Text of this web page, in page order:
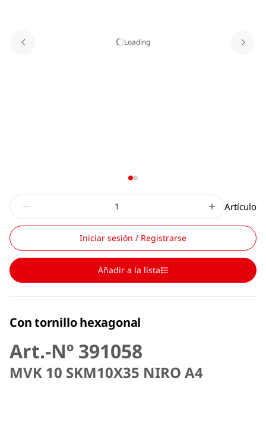
Loading
Artículo
Iniciar sesión / Registrarse
Añadir a la lista
Con tornillo hexagonal
Art.-Nº 391058
MVK 10 SKM10X35 NIRO A4